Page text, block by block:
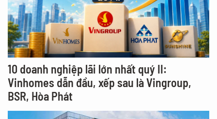
10 doanh nghiệp lãi lớn nhất quý II:
Vinhomes dẫn đầu, xếp sau là Vingroup,
BSR, Hòa Phát